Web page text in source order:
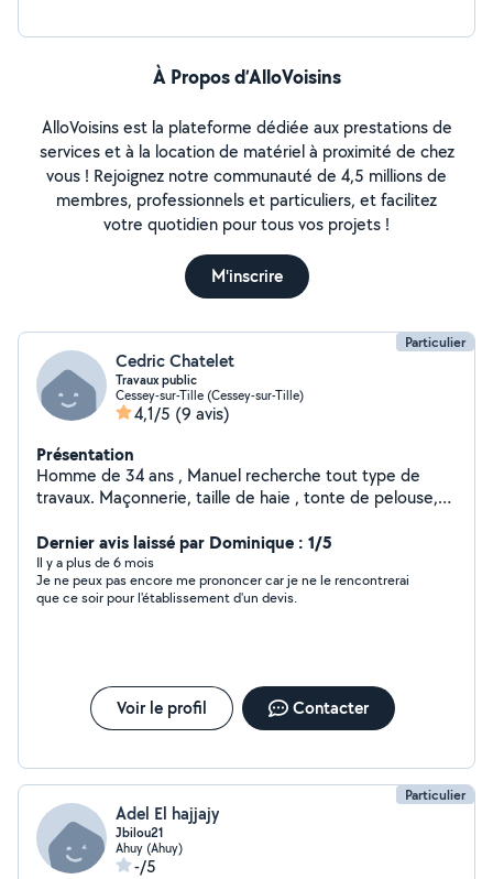
À Propos d’AlloVoisins
AlloVoisins est la plateforme dédiée aux prestations de
services et à la location de matériel à proximité de chez
vous ! Rejoignez notre communauté de 4,5 millions de
membres, professionnels et particuliers, et facilitez
votre quotidien pour tous vos projets !
M'inscrire
Particulier
Cedric Chatelet
Travaux public
Cessey-sur-Tille (Cessey-sur-Tille)
4,1/5 (9 avis)
Présentation
Homme de 34 ans , Manuel recherche tout type de
travaux. Maçonnerie, taille de haie , tonte de pelouse,
pour tous type de travaux et pour de plus amples
renseignements .
Dernier avis laissé par Dominique : 1/5
Il y a plus de 6 mois
Je ne peux pas encore me prononcer car je ne le rencontrerai
que ce soir pour l'établissement d'un devis.
Voir le profil Contacter
Particulier
Adel El hajjajy
Jbilou21
Ahuy (Ahuy)
-/5